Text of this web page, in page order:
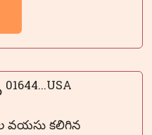
01644...USA
వయసు కలిగిన